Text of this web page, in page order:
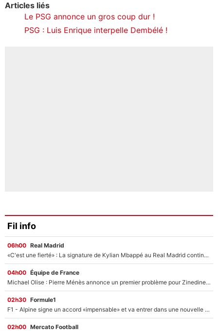
Articles liés
Le PSG annonce un gros coup dur !
PSG : Luis Enrique interpelle Dembélé !
Fil info
06h00 Real Madrid
«C'est une fierté» : La signature de Kylian Mbappé au Real Madrid continue de régaler l'Espagne
04h00 Équipe de France
Michael Olise : Pierre Ménès annonce un premier problème pour Zinedine Zidane en équipe de France
02h30 Formule1
F1 - Alpine signe un accord «impensable» et va entrer dans une nouvelle dimension : Grande nouvelle pour Pierre Gasly !
02h00 Mercato Football